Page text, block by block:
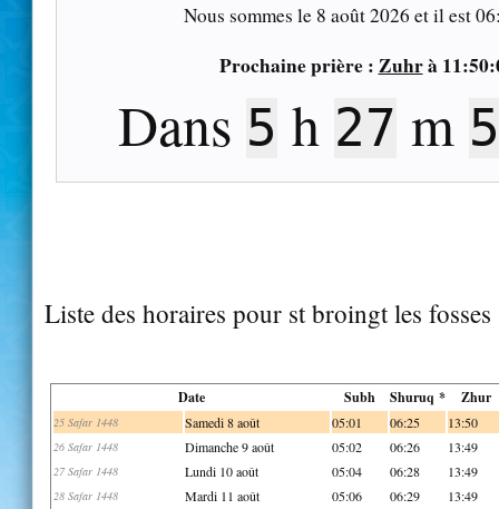
Nous sommes le 8 août 2026 et il est
Prochaine prière : Zuhrà
Dans 5 h 27 m
Liste des horaires pour st broingt les fosses
Date Subh Shuruq * Zhur
25 Safar 1448 Samedi 8 août 05:01 06:25 13:50
26 Safar 1448 Dimanche 9 août 05:02 06:26 13:49
27 Safar 1448 Lundi 10 août 05:04 06:28 13:49
28 Safar 1448 Mardi 11 août 05:06 06:29 13:49